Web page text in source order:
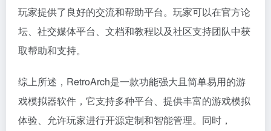
玩家提供了良好的交流和帮助平台。玩家可以在官方论
坛、社交媒体平台、文档和教程以及社区支持团队中获
取帮助和支持。
综上所述，RetroArch是一款功能强大且简单易用的游
戏模拟器软件，它支持多种平台、提供丰富的游戏模拟
体验、允许玩家进行开源定制和智能管理。同时，